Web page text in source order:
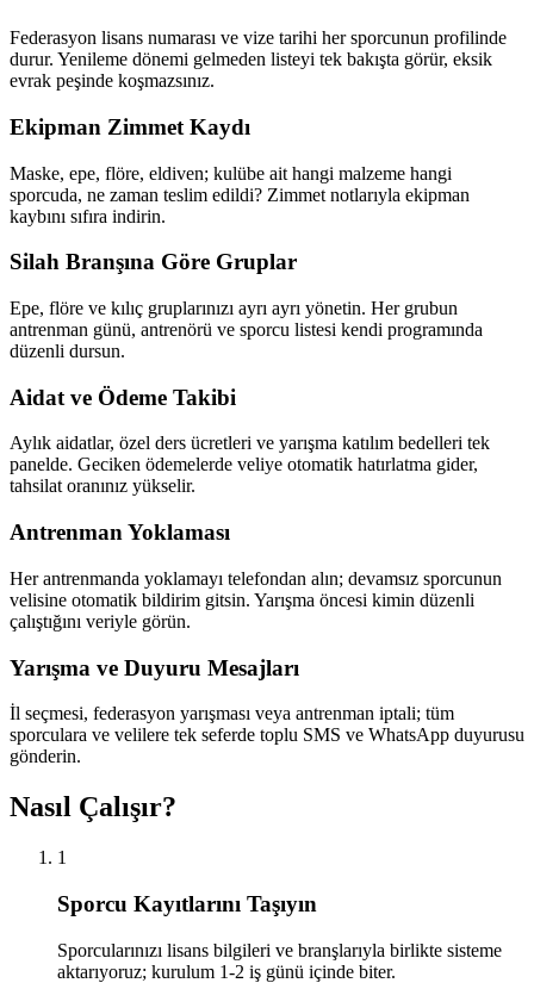
Federasyon lisans numarası ve vize tarihi her sporcunun profilinde
durur. Yenileme dönemi gelmeden listeyi tek bakışta görür, eksik
evrak peşinde koşmazsınız.
Ekipman Zimmet Kaydı
Maske, epe, flöre, eldiven; kulübe ait hangi malzeme hangi
sporcuda, ne zaman teslim edildi? Zimmet notlarıyla ekipman
kaybını sıfıra indirin.
Silah Branşına Göre Gruplar
Epe, flöre ve kılıç gruplarınızı ayrı ayrı yönetin. Her grubun
antrenman günü, antrenörü ve sporcu listesi kendi programında
düzenli dursun.
Aidat ve Ödeme Takibi
Aylık aidatlar, özel ders ücretleri ve yarışma katılım bedelleri tek
panelde. Geciken ödemelerde veliye otomatik hatırlatma gider,
tahsilat oranınız yükselir.
Antrenman Yoklaması
Her antrenmanda yoklamayı telefondan alın; devamsız sporcunun
velisine otomatik bildirim gitsin. Yarışma öncesi kimin düzenli
çalıştığını veriyle görün.
Yarışma ve Duyuru Mesajları
İl seçmesi, federasyon yarışması veya antrenman iptali; tüm
sporculara ve velilere tek seferde toplu SMS ve WhatsApp duyurusu
gönderin.
Nasıl Çalışır?
1
Sporcu Kayıtlarını Taşıyın
Sporcularınızı lisans bilgileri ve branşlarıyla birlikte sisteme
aktarıyoruz; kurulum 1-2 iş günü içinde biter.